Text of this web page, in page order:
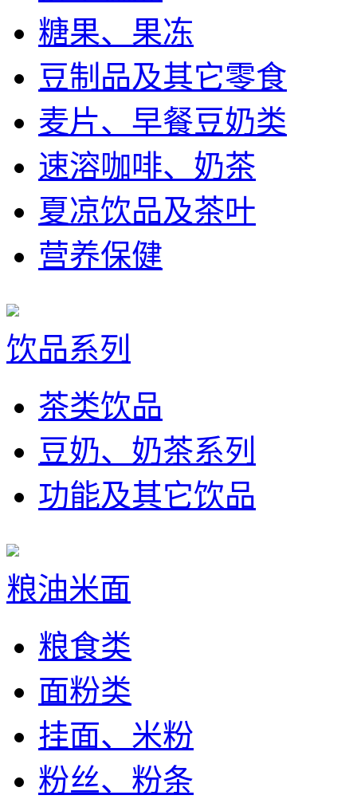
糖果、果冻
豆制品及其它零食
麦片、早餐豆奶类
速溶咖啡、奶茶
夏凉饮品及茶叶
营养保健
饮品系列
茶类饮品
豆奶、奶茶系列
功能及其它饮品
粮油米面
粮食类
面粉类
挂面、米粉
粉丝、粉条